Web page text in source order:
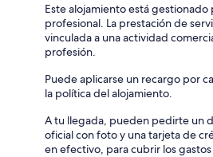
Este alojamiento está
profesional. La prestación de
vinculada a una actividad
profesión.
Puede aplicarse un recargo por
la política del alojamiento.
A tu llegada, pueden pedirte un
oficial con foto y una tarjeta de
en efectivo, para cubrir los